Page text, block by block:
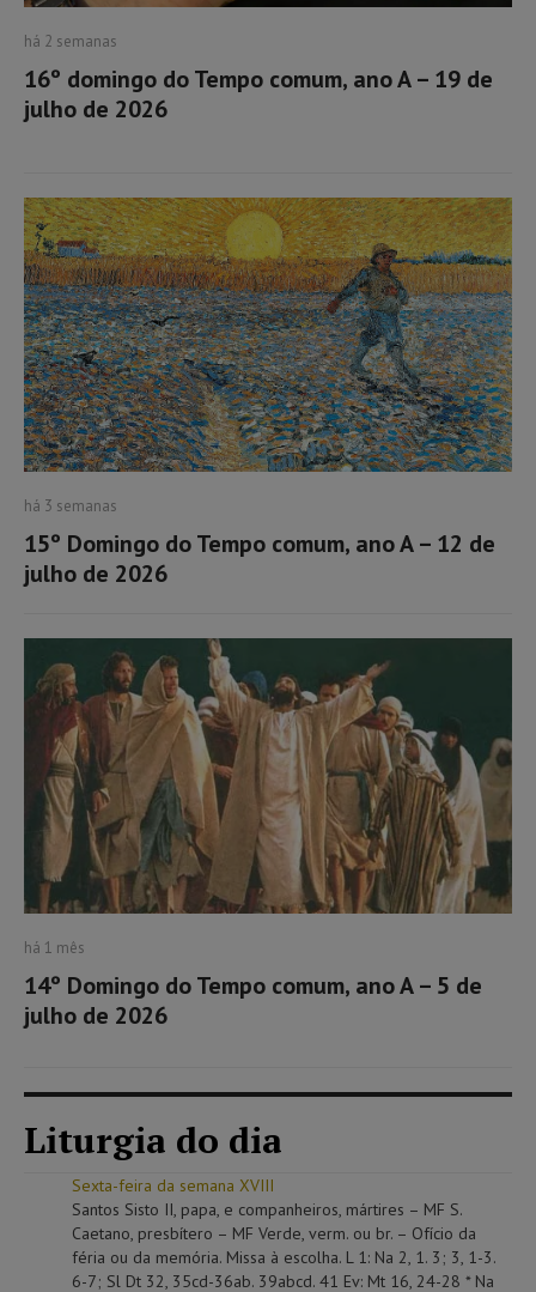
há 2 semanas
16º domingo do Tempo comum, ano A – 19 de
julho de 2026
há 3 semanas
15º Domingo do Tempo comum, ano A – 12 de
julho de 2026
há 1 mês
14º Domingo do Tempo comum, ano A – 5 de
julho de 2026
Liturgia do dia
Sexta-feira da semana XVIII
Santos Sisto II, papa, e companheiros, mártires – MF S.
Caetano, presbítero – MF Verde, verm. ou br. – Ofício da
féria ou da memória. Missa à escolha. L 1: Na 2, 1. 3; 3, 1-3.
6-7; Sl Dt 32, 35cd-36ab. 39abcd. 41 Ev: Mt 16, 24-28 * Na